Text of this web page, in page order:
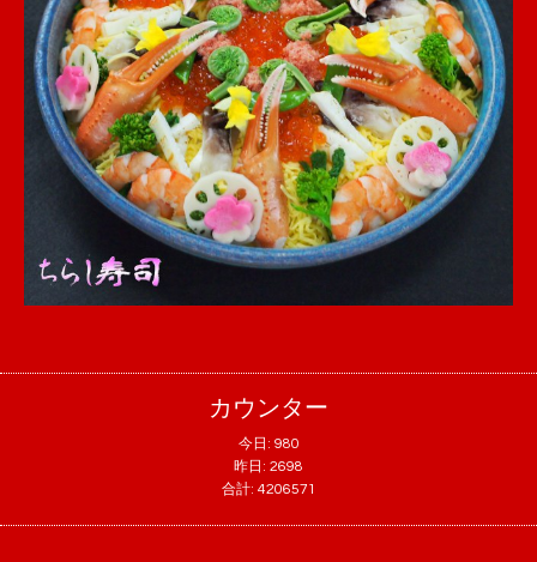
カウンター
今日: 980
昨日: 2698
合計: 4206571